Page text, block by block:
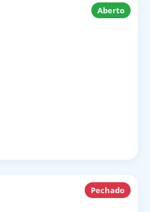
Aberto
Pechado